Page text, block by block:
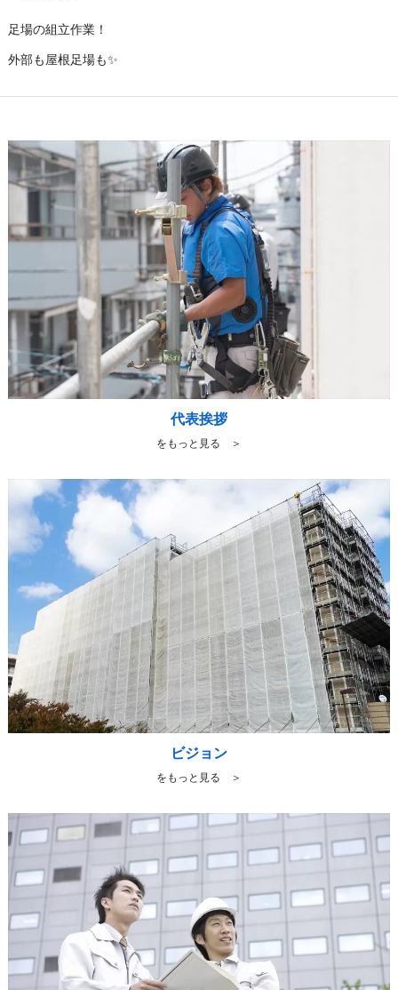
足場の組立作業！
外部も屋根足場も✨
代表挨拶
をもっと見る ＞
ビジョン
をもっと見る ＞